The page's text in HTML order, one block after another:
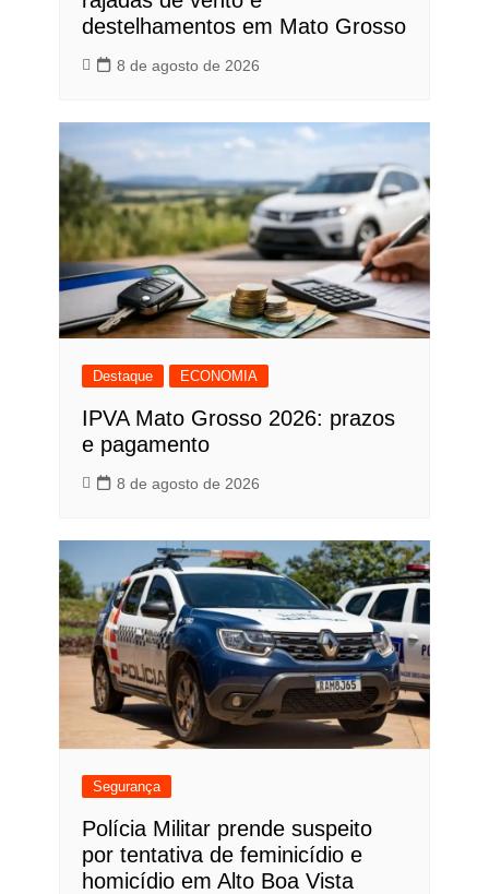
destelhamentos em Mato Grosso
8 de agosto de 2026
Destaque ECONOMIA
IPVA Mato Grosso 2026: prazos
e pagamento
8 de agosto de 2026
Segurança
Polícia Militar prende suspeito
por tentativa de feminicídio e
homicídio em Alto Boa Vista